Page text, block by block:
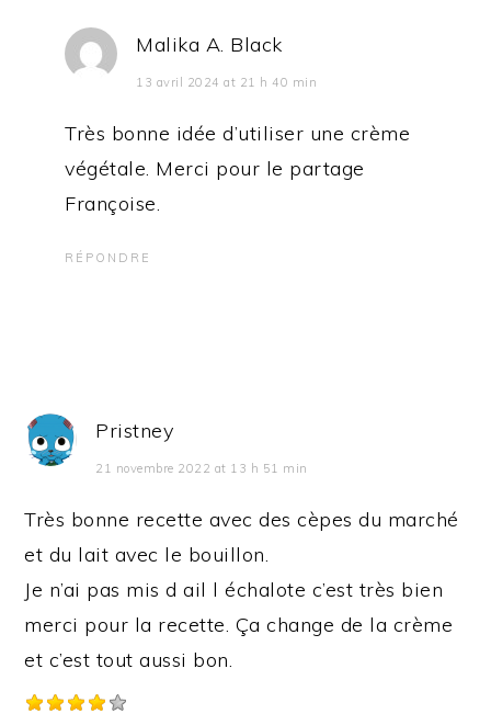
Malika A. Black
13 avril 2024 at 21 h 40 min
Très bonne idée d’utiliser une crème
végétale. Merci pour le partage
Françoise.
RÉPONDRE
Pristney
21 novembre 2022 at 13 h 51 min
Très bonne recette avec des cèpes du marché
et du lait avec le bouillon.
Je n’ai pas mis d ail l échalote c’est très bien
merci pour la recette. Ça change de la crème
et c’est tout aussi bon.